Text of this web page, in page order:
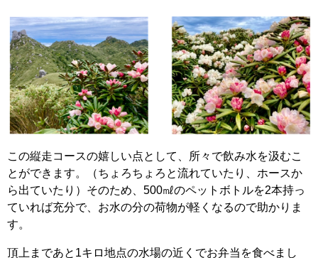
この縦走コースの嬉しい点として、所々で飲み水を汲むこ
とができます。（ちょろちょろと流れていたり、ホースか
ら出ていたり）そのため、500㎖のペットボトルを2本持っ
ていれば充分で、お水の分の荷物が軽くなるので助かりま
す。
頂上まであと1キロ地点の水場の近くでお弁当を食べまし